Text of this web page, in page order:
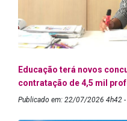
Educação terá novos
contratação de 4,5 mil
Publicado em: 22/07/2026 4h42 -